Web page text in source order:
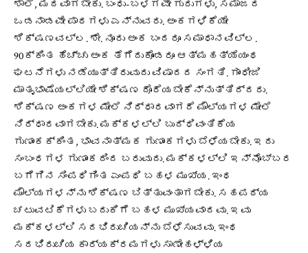
ಶಾಲೆ, ಮಠವಾಗಬೇಕು. ಬಂಧು-ಬಳಗವೇ ಗುರುಗಳು, ಸಮಾಜದ
ಒಡನಾಡವೇ ಪಾಠಗಳು ಎನ್ನುವರು. ಅಂಕಗಳಿಕೆಯೇ
ಶಿಕ್ಷಣವಲ್ಲ. ಶೇ. ನೂರು ಅಂಕ ಬಂದರೂ ಸಮಾಧಾನವಿಲ್ಲ.
90ಕ್ಕಿಂತ ಹೆಚ್ಚು ಅಂಕ ತೆಗೆದುಕೊಂಡರೂ ಆತ್ಮಹತ್ಯೆಯಂಥ
ಘಟನೆಗಳು ನಡೆಯುತ್ತಿರುವುದು ವಿಷಾದದ ಸಂಗತಿ. ಗಾಂಧೀಜಿ
ಮಾತೃಭಾಷೆಯಲ್ಲಿಯೇ ಶಿಕ್ಷಣ ದೊರೆಯಬೇಕೆನ್ನುತ್ತಿದ್ದರು.
ಶಿಕ್ಷಣ ಅಂಕಗಳ ಮೇಲೆ ನಿರ್ಧಾರವಾಗದೆ ಮೌಲ್ಯಗಳ ಮೇಲೆ
ನಿರ್ಧಾರವಾಗಬೇಕು. ಮಕ್ಕಳಲ್ಲಿ ಬುದ್ಧಿವಂತಿಕೆಯ
ಗುಣಾಂಕಕ್ಕಿಂತ, ಭಾವನಾತ್ಮಕ ಗುಣಾಂಕಗಳು ಬೆಳೆಯಬೇಕು. ಇದು
ಸಂಬಂಧಗಳ ಗುಣಾಂಕದಿಂದ ಬರುವುದು. ಮಕ್ಕಳಲ್ಲಿ ಇನ್ನೊಬ್ಬರ
ಬಗೆಗಿನ ಸಿಂಪಥಿಗಿಂತ ಎಂಪಥಿ ಬಹಳ ಮುಖ್ಯ. ಇಂಥ
ಮೌಲ್ಯಗಳನ್ನು ಶಿಕ್ಷಣ ಬಿತ್ತುವಂತಾಗಬೇಕು. ಸಹಪಠ್ಯ
ಚಟುವಟಿಕೆಗಳು ಬದುಕಿಗೆ ಬಹಳ ಮುಖ್ಯವಾದವು. ಇವು
ಮಕ್ಕಳಲ್ಲಿ ಸದಭಿರುಚಿಯನ್ನು ಬೆಳೆಸುವವು. ಇಂಥ
ಸದಭಿರುಚಿಯ ಕಾರ್ಯಕ್ರಮಗಳು ಸಾಣೇಹಳ್ಳಿಯ